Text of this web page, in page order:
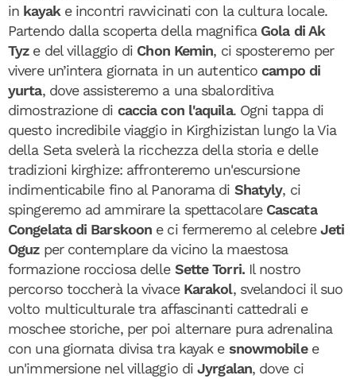
in kayak e incontri ravvicinati con la cultura locale.
Partendo dalla scoperta della magnifica Gola di Ak
Tyz e del villaggio di Chon Kemin, ci sposteremo per
vivere un’intera giornata in un autenticocampo di
yurta, dove assisteremo a una sbalorditiva
dimostrazione di caccia con l'aquila. Ogni tappa di
questo incredibile viaggio in Kirghizistan lungo la Via
della Seta svelerà la ricchezza della storia e delle
tradizioni kirghize: affronteremo un'escursione
indimenticabile fino al Panorama di Shatyly, ci
spingeremo ad ammirare la spettacolare Cascata
Congelata di Barskoon e ci fermeremo al celebreJeti
Oguzper contemplare da vicino la maestosa
formazione rocciosa delle Sette Torri. Il nostro
percorso toccherà la vivace Karakol, svelandoci il suo
volto multiculturale tra affascinanti cattedrali e
moschee storiche, per poi alternare pura adrenalina
con una giornata divisa tra kayak e snowmobile e
un'immersione nel villaggio diJyrgalan, dove ci